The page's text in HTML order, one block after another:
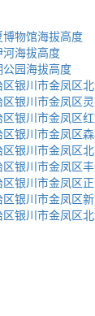
物馆海拔高度
海拔高度
园海拔高度
银川市金凤区
银川市金凤区
银川市金凤区
银川市金凤区
银川市金凤区
银川市金凤区
银川市金凤区
银川市金凤区
银川市金凤区